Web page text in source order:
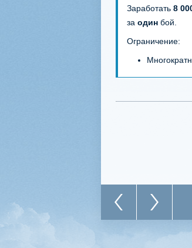
Заработать 8
за один бой.
Ограничение: